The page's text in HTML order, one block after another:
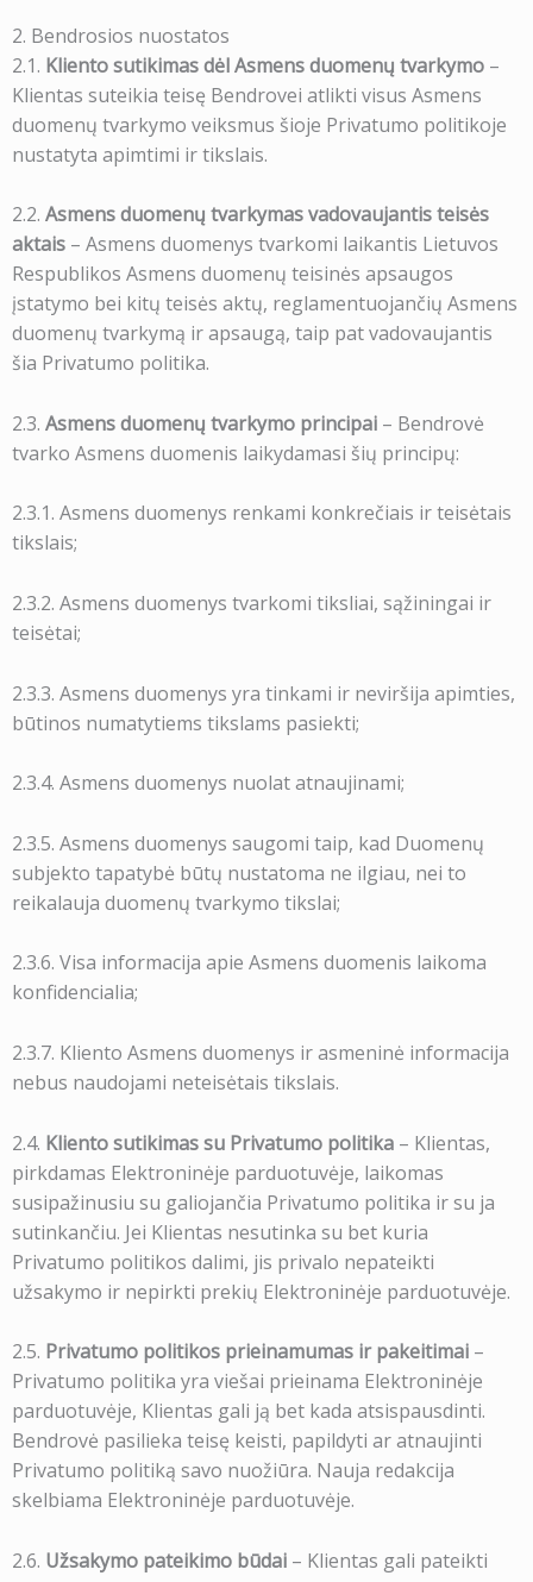
2. Bendrosios nuostatos
2.1. Kliento sutikimas dėl Asmens duomenų tvarkymo –
Klientas suteikia teisę Bendrovei atlikti visus Asmens
duomenų tvarkymo veiksmus šioje Privatumo politikoje
nustatyta apimtimi ir tikslais.
2.2. Asmens duomenų tvarkymas vadovaujantis teisės
aktais – Asmens duomenys tvarkomi laikantis Lietuvos
Respublikos Asmens duomenų teisinės apsaugos
įstatymo bei kitų teisės aktų, reglamentuojančių Asmens
duomenų tvarkymą ir apsaugą, taip pat vadovaujantis
šia Privatumo politika.
2.3. Asmens duomenų tvarkymo principai – Bendrovė
tvarko Asmens duomenis laikydamasi šių principų:
2.3.1. Asmens duomenys renkami konkrečiais ir teisėtais
tikslais;
2.3.2. Asmens duomenys tvarkomi tiksliai, sąžiningai ir
teisėtai;
2.3.3. Asmens duomenys yra tinkami ir neviršija apimties,
būtinos numatytiems tikslams pasiekti;
2.3.4. Asmens duomenys nuolat atnaujinami;
2.3.5. Asmens duomenys saugomi taip, kad Duomenų
subjekto tapatybė būtų nustatoma ne ilgiau, nei to
reikalauja duomenų tvarkymo tikslai;
2.3.6. Visa informacija apie Asmens duomenis laikoma
konfidencialia;
2.3.7. Kliento Asmens duomenys ir asmeninė informacija
nebus naudojami neteisėtais tikslais.
2.4. Kliento sutikimas su Privatumo politika – Klientas,
pirkdamas Elektroninėje parduotuvėje, laikomas
susipažinusiu su galiojančia Privatumo politika ir su ja
sutinkančiu. Jei Klientas nesutinka su bet kuria
Privatumo politikos dalimi, jis privalo nepateikti
užsakymo ir nepirkti prekių Elektroninėje parduotuvėje.
2.5. Privatumo politikos prieinamumas ir pakeitimai –
Privatumo politika yra viešai prieinama Elektroninėje
parduotuvėje, Klientas gali ją bet kada atsispausdinti.
Bendrovė pasilieka teisę keisti, papildyti ar atnaujinti
Privatumo politiką savo nuožiūra. Nauja redakcija
skelbiama Elektroninėje parduotuvėje.
2.6. Užsakymo pateikimo būdai – Klientas gali pateikti